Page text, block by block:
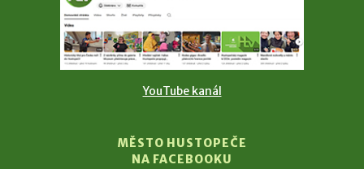
YouTube kanál
MĚSTO HUSTOPEČE
NA FACEBOOKU